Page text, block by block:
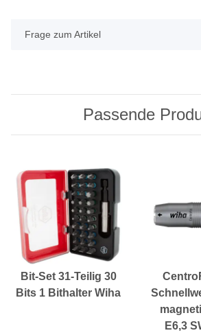
Frage zum Artikel
Passende
Bit-Set 31-Teilig 30
Bits 1 Bithalter Wiha
E6,3